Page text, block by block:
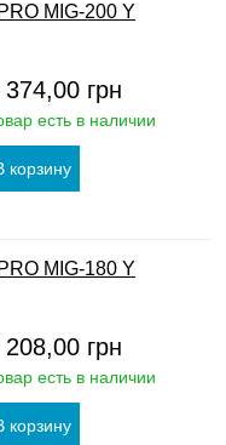
MIG-200 Y
374,00 грн
есть в наличии
MIG-180 Y
208,00 грн
есть в наличии